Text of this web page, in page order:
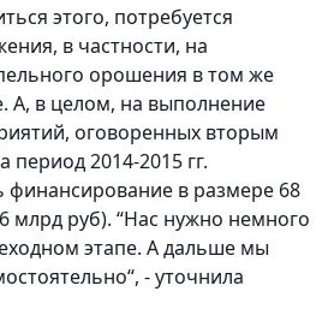
этого, потребуется
в частности, на
орошения в том же
А, в целом, на выполнение
оговоренных вторым
период 2014-2015 гг.
финансирование в размере 68
млрд руб). “Нас нужно немного
этапе. А дальше мы
- уточнила